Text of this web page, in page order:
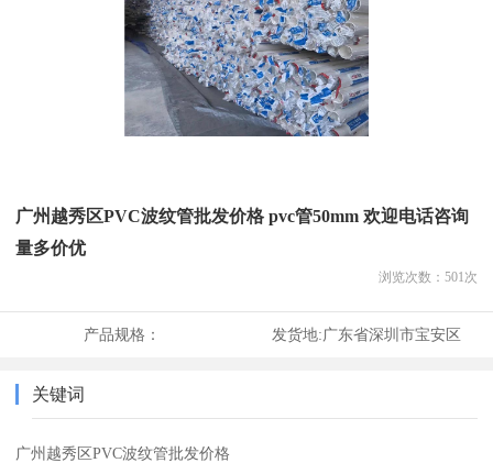
广州越秀区PVC波纹管批发价格 pvc管50mm 欢迎电话咨询
量多价优
浏览次数： 501次
产品规格： 发货地:广东省深圳市宝安区
关键词
广州越秀区PVC波纹管批发价格